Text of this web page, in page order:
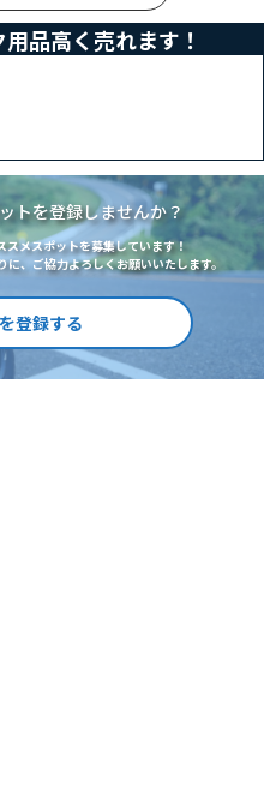
品高く売れます！
トを登録しませんか？
スメスポットを募集しています！
、ご協力よろしくお願いいたします。
登録する